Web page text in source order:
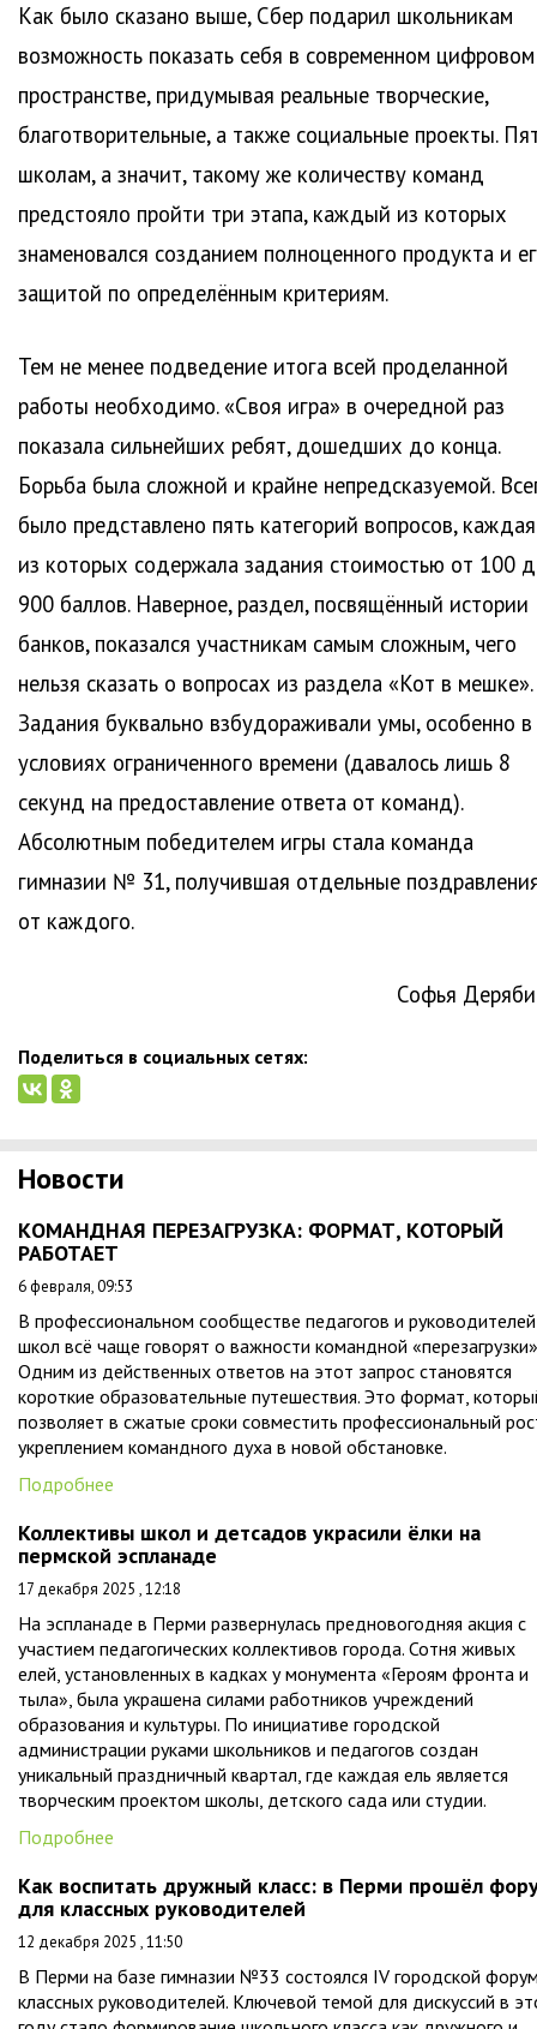
Как было сказано выше, Сбер подарил школьникам
возможность показать себя в современном цифровом
пространстве, придумывая реальные творческие,
благотворительные, а также социальные проекты.
школам, а значит, такому же количеству команд
предстояло пройти три этапа, каждый из которых
знаменовался созданием полноценного продукта и
защитой по определённым критериям.
Тем не менее подведение итога всей проделанной
работы необходимо. «Своя игра» в очередной раз
показала сильнейших ребят, дошедших до конца.
Борьба была сложной и крайне непредсказуемой.
было представлено пять категорий вопросов, каждая
из которых содержала задания стоимостью от 100
900 баллов. Наверное, раздел, посвящённый истории
банков, показался участникам самым сложным, чего
нельзя сказать о вопросах из раздела «Кот в мешке».
Задания буквально взбудораживали умы, особенно в
условиях ограниченного времени (давалось лишь 8
секунд на предоставление ответа от команд).
Абсолютным победителем игры стала команда
гимназии № 31, получившая отдельные
от каждого.
Софья
Поделиться в социальных сетях:
Новости
КОМАНДНАЯ ПЕРЕЗАГРУЗКА: ФОРМАТ, КОТОРЫЙ
РАБОТАЕТ
6 февраля, 09:53
В профессиональном сообществе педагогов и руководителей
школ всё чаще говорят о важности командной
Одним из действенных ответов на этот запрос становятся
короткие образовательные путешествия. Это формат,
позволяет в сжатые сроки совместить профессиональный
укреплением командного духа в новой обстановке.
Подробнее
Коллективы школ и детсадов украсили ёлки на
пермской эспланаде
17 декабря 2025 , 12:18
На эспланаде в Перми развернулась предновогодняя акция с
участием педагогических коллективов города. Сотня живых
елей, установленных в кадках у монумента «Героям фронта и
тыла», была украшена силами работников учреждений
образования и культуры. По инициативе городской
администрации руками школьников и педагогов создан
уникальный праздничный квартал, где каждая ель является
творческим проектом школы, детского сада или студии.
Подробнее
Как воспитать дружный класс: в Перми прошёл
для классных руководителей
12 декабря 2025 , 11:50
В Перми на базе гимназии №33 состоялся IV городской
классных руководителей. Ключевой темой для дискуссий в